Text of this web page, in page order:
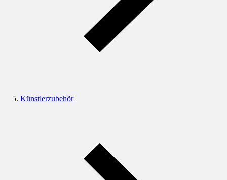
Künstlerzubehör